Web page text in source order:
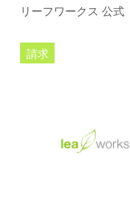
リーフワークス 公式
請求